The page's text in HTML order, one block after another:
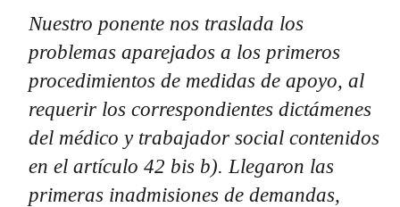
Nuestro ponente nos traslada los
problemas aparejados a los primeros
procedimientos de medidas de apoyo, al
requerir los correspondientes dictámenes
del médico y trabajador social contenidos
en el artículo 42 bis b). Llegaron las
primeras inadmisiones de demandas,